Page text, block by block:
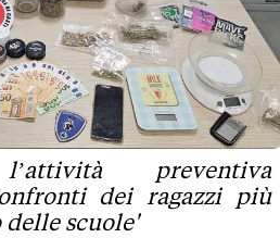
preventiva
dei ragazzi più
scuole'